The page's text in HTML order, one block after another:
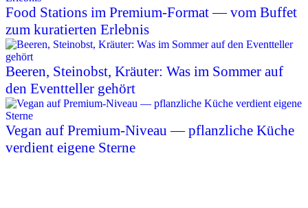
Food Stations im Premium-Format — vom Buffet
zum kuratierten Erlebnis
Beeren, Steinobst, Kräuter: Was im Sommer auf
den Eventteller gehört
Vegan auf Premium-Niveau — pflanzliche Küche
verdient eigene Sterne